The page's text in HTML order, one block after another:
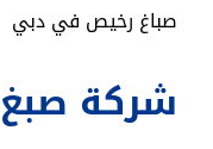
صباغ رخيص في دبي
شركة صبغ